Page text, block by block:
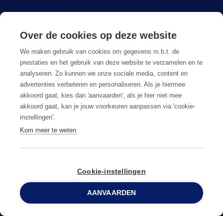
Foire aux questions
0800 96 900
Over de cookies op deze website
We maken gebruik van cookies om gegevens m.b.t. de
prestaties en het gebruik van deze website te verzamelen en te
analyseren. Zo kunnen we onze sociale media, content en
advertenties verbeteren en personaliseren. Als je hiermee
akkoord gaat, kies dan 'aanvaarden', als je hier niet mee
akkoord gaat, kan je jouw voorkeuren aanpassen via 'cookie-
instellingen'.
Kom meer te weten
Cookie-instellingen
AANVAARDEN